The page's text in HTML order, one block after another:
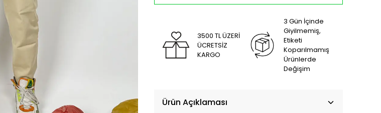
3500 TL ÜZERİ
ÜCRETSİZ
KARGO
3 Gün İçinde
Giyilmemiş,
Etiketi
Koparılmamış
Ürünlerde
Değişim
Ürün Açıklaması